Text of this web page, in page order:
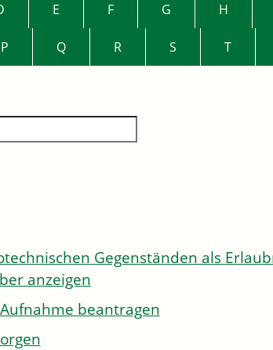
E F G H
P Q R S T
Gegenständen als
anzeigen
beantragen